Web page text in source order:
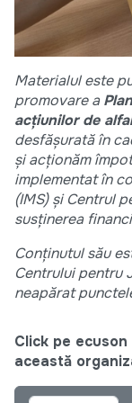
Materialul este
promovare a
acțiunilor de
desfășurată în
și acționăm
implementat în
(IMS) și Centrul
susținerea
Conținutul său
Centrului pentru
neapărat
Click pe
această